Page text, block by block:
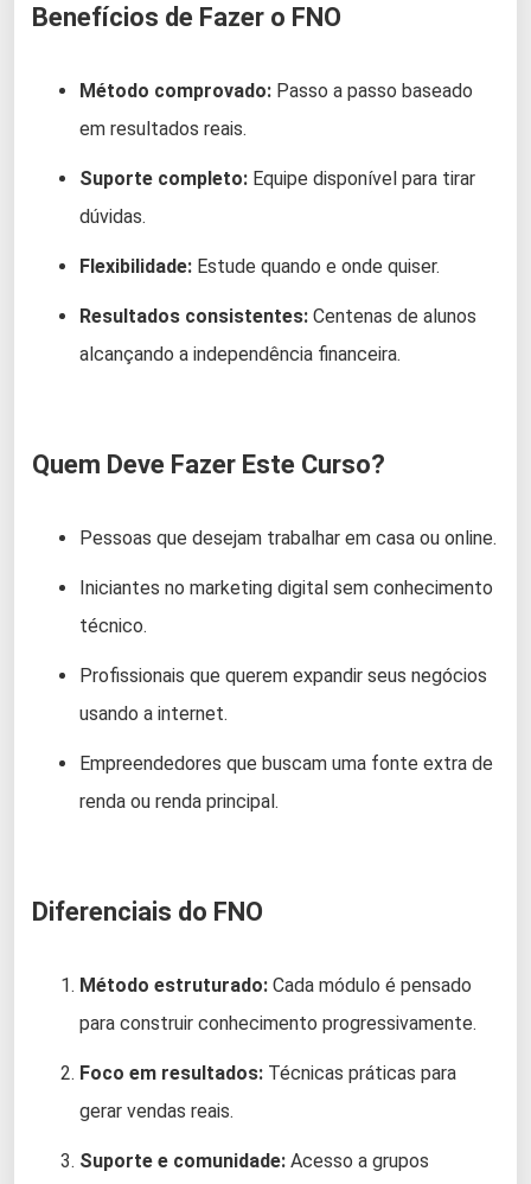
Benefícios de Fazer o FNO
Método comprovado: Passo a passo baseado
em resultados reais.
Suporte completo: Equipe disponível para tirar
dúvidas.
Flexibilidade: Estude quando e onde quiser.
Resultados consistentes: Centenas de alunos
alcançando a independência financeira.
Quem Deve Fazer Este Curso?
Pessoas que desejam trabalhar em casa ou online.
Iniciantes no marketing digital sem conhecimento
técnico.
Profissionais que querem expandir seus negócios
usando a internet.
Empreendedores que buscam uma fonte extra de
renda ou renda principal.
Diferenciais do FNO
Método estruturado: Cada módulo é pensado
para construir conhecimento progressivamente.
Foco em resultados: Técnicas práticas para
gerar vendas reais.
Suporte e comunidade: Acesso a grupos